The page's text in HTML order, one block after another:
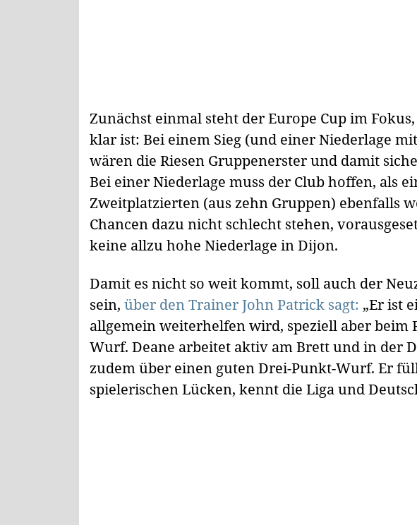
Zunächst einmal steht der Europe Cup im
klar ist: Bei einem Sieg (und einer Niederlage
wären die Riesen Gruppenerster und damit
Bei einer Niederlage muss der Club hoffen, als
Zweitplatzierten (aus zehn Gruppen) ebenfalls
Chancen dazu nicht schlecht stehen,
keine allzu hohe Niederlage in Dijon.
Damit es nicht so weit kommt, soll auch der
sein, über den Trainer John Patrick sagt: „Er ist
allgemein weiterhelfen wird, speziell aber beim
Wurf. Deane arbeitet aktiv am Brett und in der
zudem über einen guten Drei-Punkt-Wurf. Er
spielerischen Lücken, kennt die Liga und